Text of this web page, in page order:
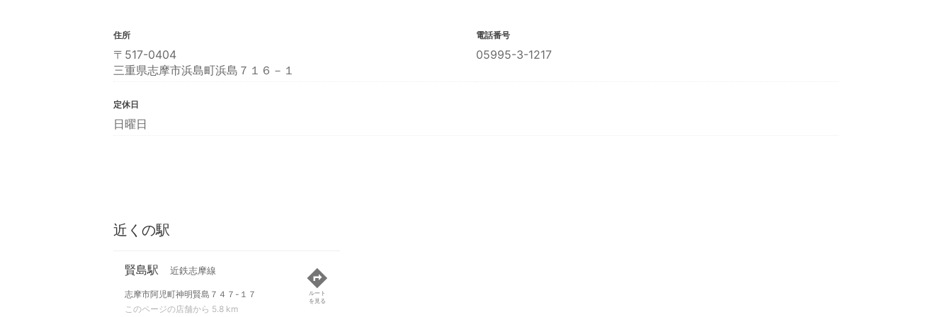
住所
〒517-0404
三重県志摩市浜島町浜島７１６－１
電話番号
05995-3-1217
定休日
日曜日
近くの駅
賢島駅 近鉄志摩線
志摩市阿児町神明賢島７４７-１７
このページの店舗から 5.8 km
ルート
を見る